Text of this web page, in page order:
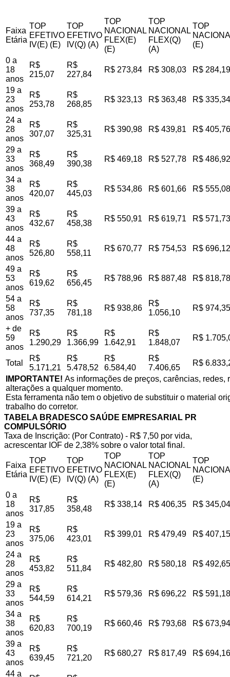
Faixa
Etária
TOP
EFETIVO
IV(E) (E)
TOP
EFETIVO
IV(Q) (A)
TOP
NACIONAL
FLEX(E)
(E)
TOP
NACIONAL
FLEX(Q)
(A)
TOP
(E)
0 a
18
anos
R$
215,07
R$
227,84
R$ 273,84 R$ 308,03 R$ 284,19
19 a
23
anos
R$
253,78
R$
268,85
R$ 323,13 R$ 363,48 R$ 335,34
24 a
28
anos
R$
307,07
R$
325,31
R$ 390,98 R$ 439,81 R$ 405,76
29 a
33
anos
R$
368,49
R$
390,38
R$ 469,18 R$ 527,78 R$ 486,92
34 a
38
anos
R$
420,07
R$
445,03
R$ 534,86 R$ 601,66 R$ 555,08
39 a
43
anos
R$
432,67
R$
458,38
R$ 550,91 R$ 619,71 R$ 571,73
44 a
48
anos
R$
526,80
R$
558,11
R$ 670,77 R$ 754,53 R$ 696,12
49 a
53
anos
R$
619,62
R$
656,45
R$ 788,96 R$ 887,48 R$ 818,78
54 a
58
anos
R$
737,35
R$
781,18
R$ 938,86
R$
1.056,10
R$ 974,35
+ de
59
anos
R$
1.290,29
R$
1.366,99
R$
1.642,91
R$
1.848,07
R$
Total
R$
5.171,21
R$
5.478,52
R$
6.584,40
R$
7.406,65
R$
IMPORTANTE! As informações de preços, carências,
alterações a qualquer momento.
Esta ferramenta não tem o objetivo de substituir o material
trabalho do corretor.
TABELA BRADESCO SAÚDE EMPRESARIAL PR
COMPULSÓRIO
Taxa de Inscrição: (Por Contrato) - R$ 7,50 por vida,
acrescentar IOF de 2,38% sobre o valor total final.
Faixa
Etária
TOP
EFETIVO
IV(E) (E)
TOP
EFETIVO
IV(Q) (A)
TOP
NACIONAL
FLEX(E)
(E)
TOP
NACIONAL
FLEX(Q)
(A)
TOP
(E)
0 a
18
anos
R$
317,85
R$
358,48
R$ 338,14 R$ 406,35 R$ 345,04
19 a
23
anos
R$
375,06
R$
423,01
R$ 399,01 R$ 479,49 R$ 407,15
24 a
28
anos
R$
453,82
R$
511,84
R$ 482,80 R$ 580,18 R$ 492,65
29 a
33
anos
R$
544,59
R$
614,21
R$ 579,36 R$ 696,22 R$ 591,18
34 a
38
anos
R$
620,83
R$
700,19
R$ 660,46 R$ 793,68 R$ 673,94
39 a
43
anos
R$
639,45
R$
721,20
R$ 680,27 R$ 817,49 R$ 694,16
44 a